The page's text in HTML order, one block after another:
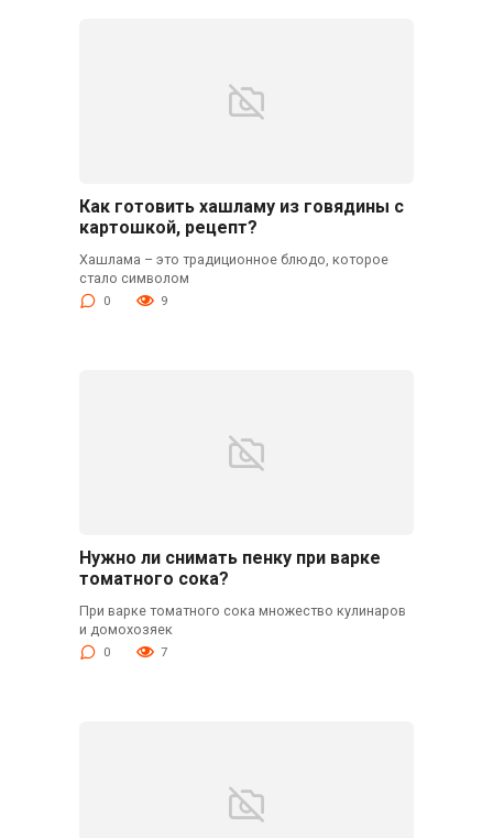
Как готовить хашламу из говядины с
картошкой, рецепт?
Хашлама – это традиционное блюдо, которое
стало символом
0 9
Нужно ли снимать пенку при варке
томатного сока?
При варке томатного сока множество кулинаров
и домохозяек
0 7